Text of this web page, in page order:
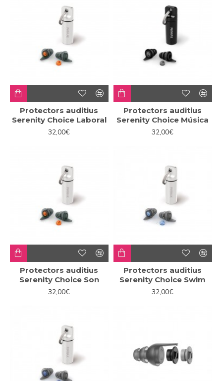
Protectors auditius
Serenity Choice Laboral
32,00€
Protectors auditius
Serenity Choice Música
32,00€
Protectors auditius
Serenity Choice Son
32,00€
Protectors auditius
Serenity Choice Swim
32,00€